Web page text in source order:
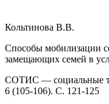
Кольтинова В.В.
Способы мобилизации
замещающих семей в
СОТИС — социальные
6 (105-106). С. 121-125